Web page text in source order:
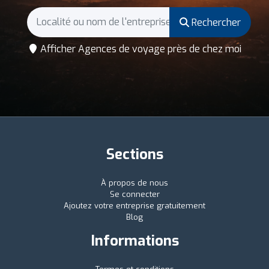
Rechercher
Afficher Agences de voyage près de chez moi
Sections
À propos de nous
Se connecter
Ajoutez votre entreprise gratuitement
Blog
Informations